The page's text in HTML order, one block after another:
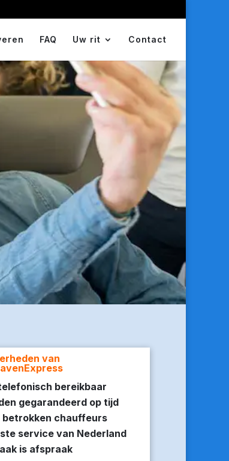
FAQ Uw rit Contact
van
bereikbaar
gegarandeerd op tijd
chauffeurs
service van Nederland
is afspraak